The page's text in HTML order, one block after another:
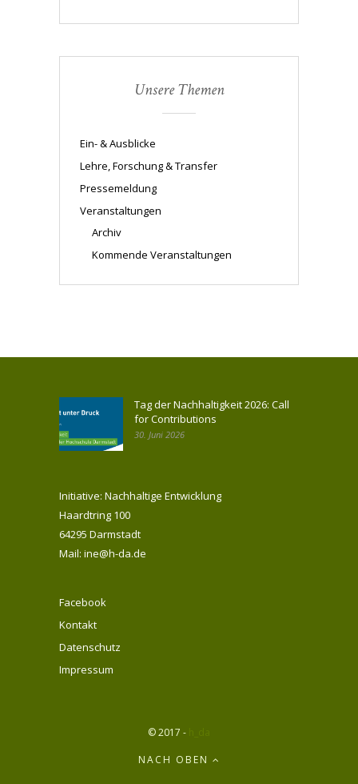
Unsere Themen
Ein- & Ausblicke
Lehre, Forschung & Transfer
Pressemeldung
Veranstaltungen
Archiv
Kommende Veranstaltungen
Tag der Nachhaltigkeit 2026: Call
for Contributions
30. Juni 2026
Initiative: Nachhaltige Entwicklung
Haardtring 100
64295 Darmstadt
Mail: ine@h-da.de
Facebook
Kontakt
Datenschutz
Impressum
© 2017 -
NACH OBEN